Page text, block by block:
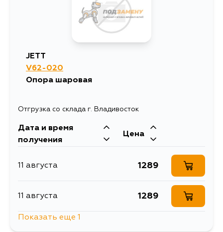
JETT
V62-020
Опора шаровая
Отгрузка со склада г. Владивосток
Дата и время
получения
Цена
11 августа 1289
11 августа 1289
Показать еще 1